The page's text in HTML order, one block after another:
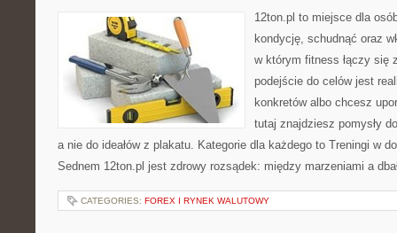
12ton.pl to miejsce dla
kondycję, schudnąć oraz
w którym fitness łączy się
podejście do celów jest
konkretów albo chcesz
tutaj znajdziesz pomysły
a nie do ideałów z plakatu. Kategorie dla każdego to Treningi w
Sednem 12ton.pl jest zdrowy rozsądek: między marzeniami a
CATEGORIES: FOREX I RYNEK WALUTOWY